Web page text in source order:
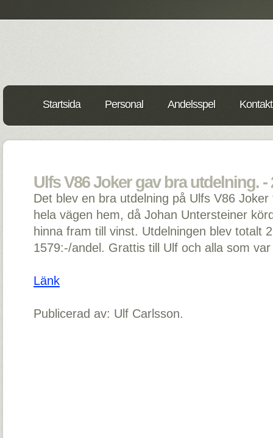
Startsida Personal Andelsspel
Ulfs V86 Joker gav bra utdelning. -
Det blev en bra utdelning på Ulfs V86
hela vägen hem, då Johan Untersteiner
hinna fram till vinst. Utdelningen blev totalt
1579:-/andel. Grattis till Ulf och alla som
Länk
Publicerad av: Ulf Carlsson.